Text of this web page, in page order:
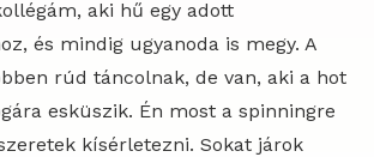
aki hű egy adott
és mindig ugyanoda is megy. A
rúd táncolnak, de van, aki a hot
esküszik. Én most a spinningre
kísérletezni. Sokat járok